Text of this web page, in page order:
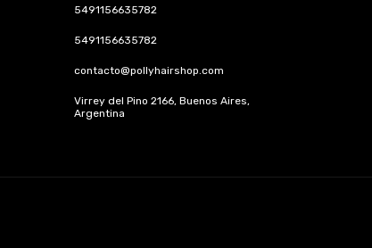
5491156635782
5491156635782
contacto@pollyhairshop.com
Virrey del Pino 2166, Buenos Aires,
Argentina